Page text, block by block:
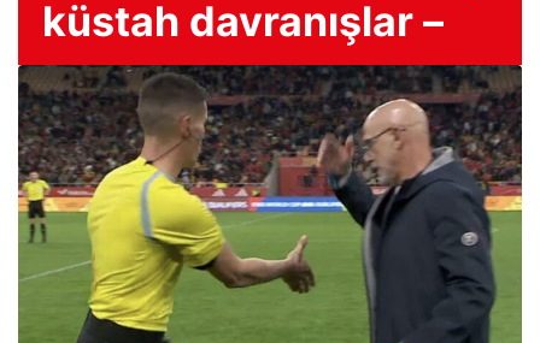
küstah davranışlar –